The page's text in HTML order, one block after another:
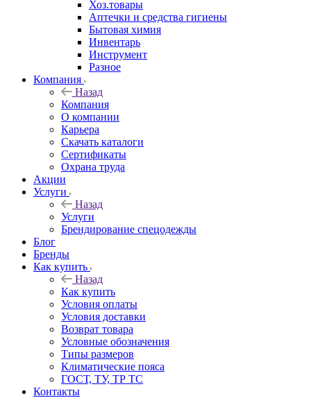
Хоз.товары
Аптечки и средства гигиены
Бытовая химия
Инвентарь
Инструмент
Разное
Компания
Назад
Компания
О компании
Карьера
Cкачать каталоги
Сертификаты
Охрана труда
Акции
Услуги
Назад
Услуги
Брендирование спецодежды
Блог
Бренды
Как купить
Назад
Как купить
Условия оплаты
Условия доставки
Возврат товара
Условные обозначения
Типы размеров
Климатические пояса
ГОСТ, ТУ, ТР ТС
Контакты